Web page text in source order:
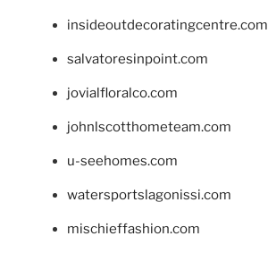
insideoutdecoratingcentre.com
salvatoresinpoint.com
jovialfloralco.com
johnlscotthometeam.com
u-seehomes.com
watersportslagonissi.com
mischieffashion.com